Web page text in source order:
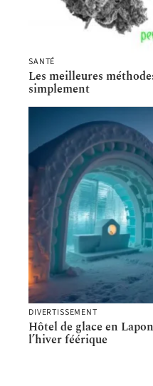
SANTÉ
Les meilleures
simplement
DIVERTISSEMENT
Hôtel de glace en
l’hiver féérique